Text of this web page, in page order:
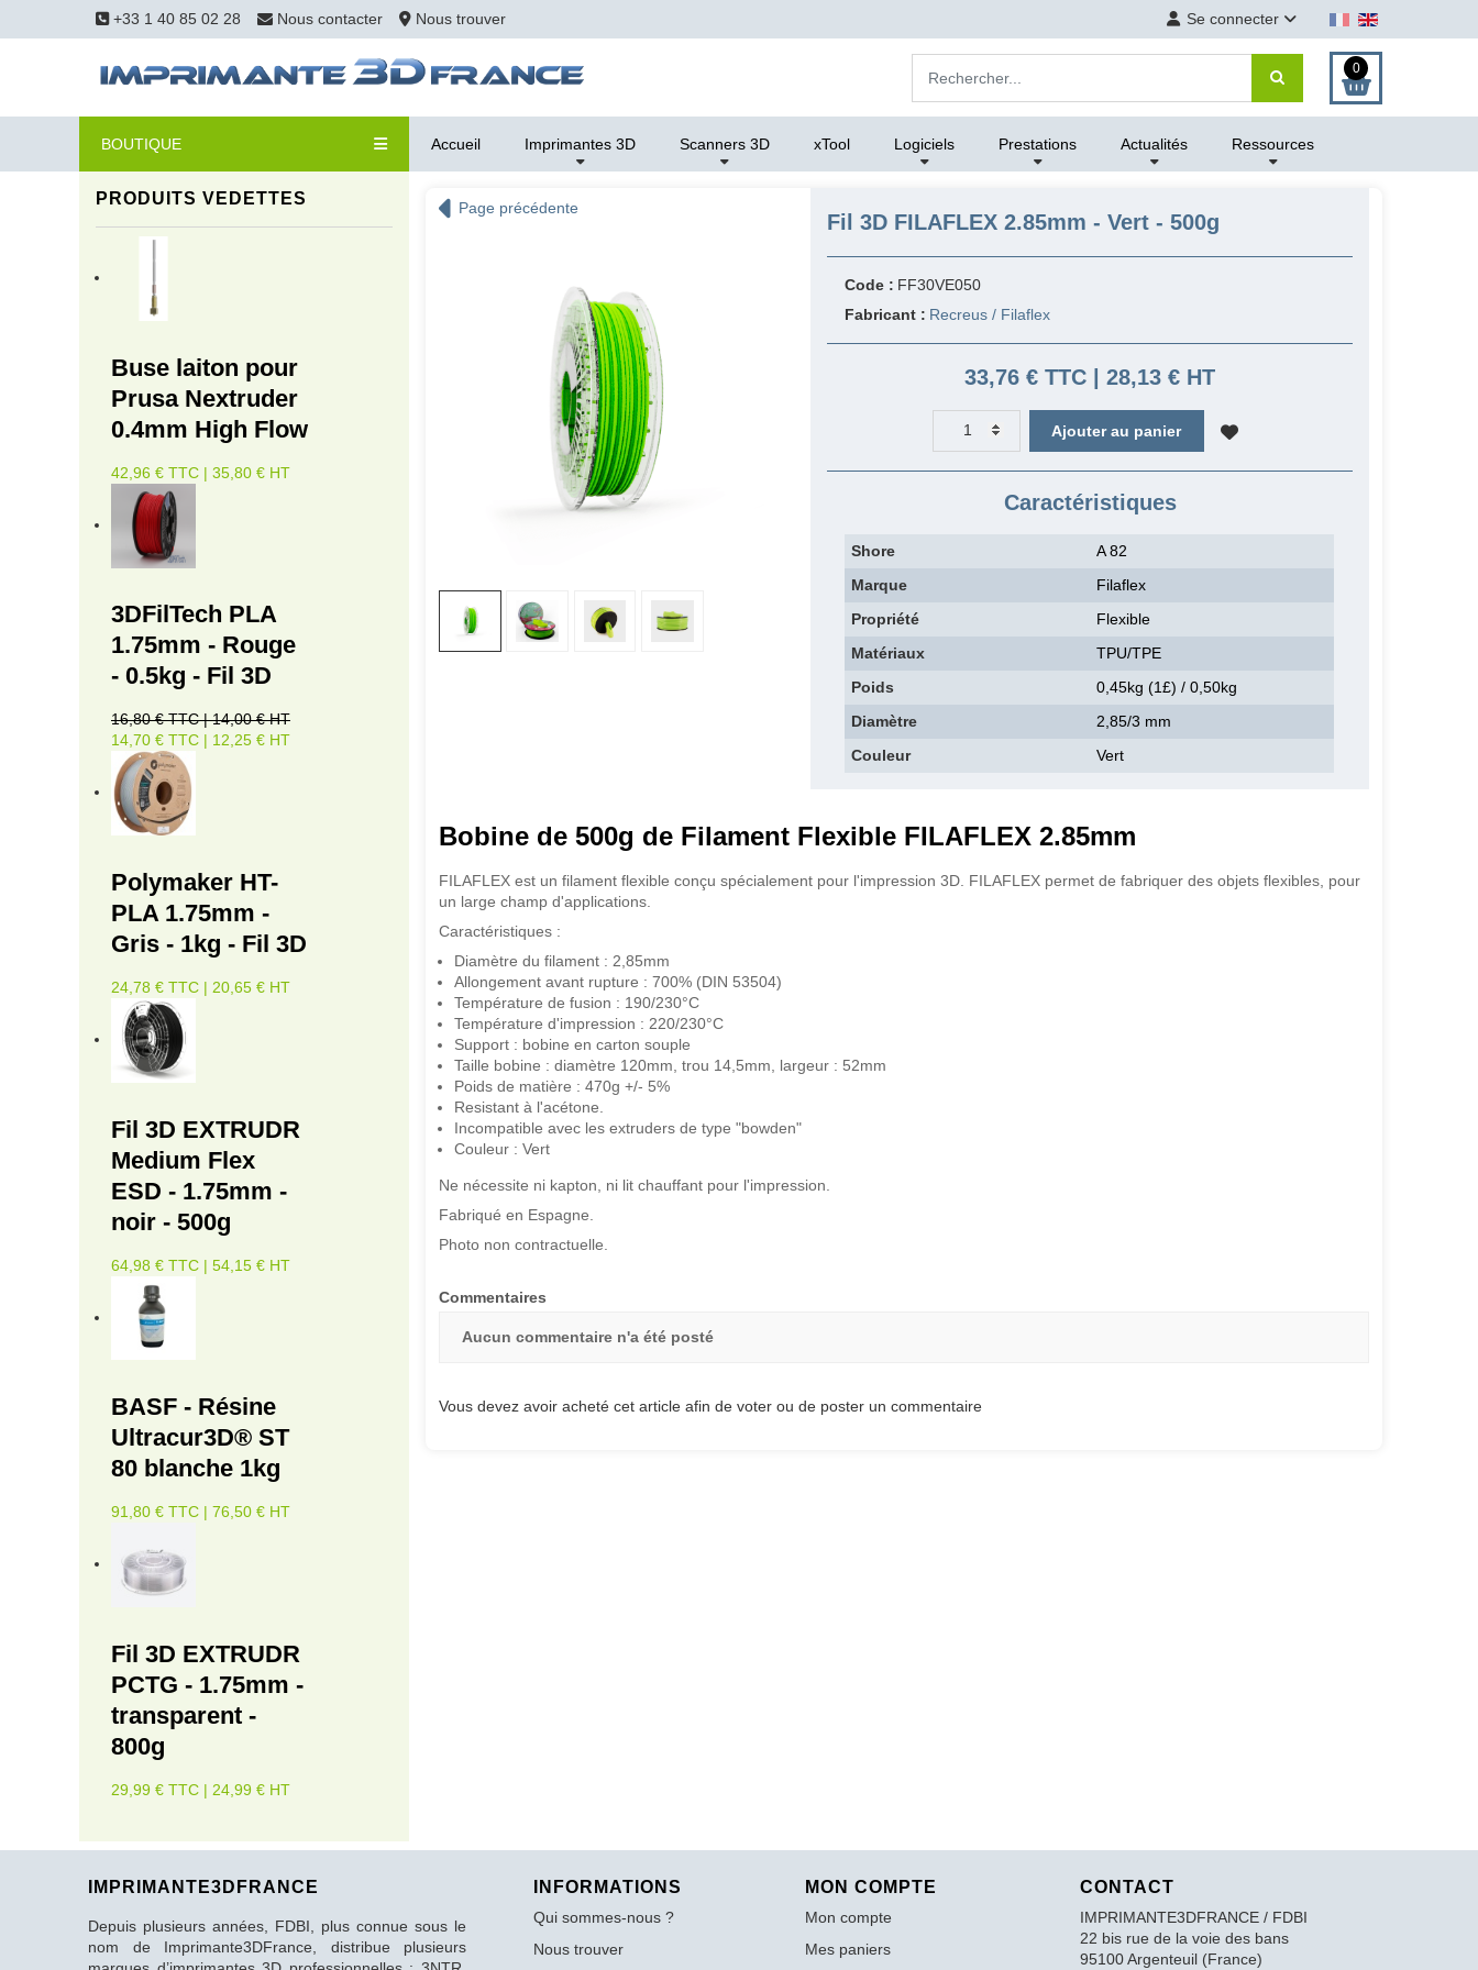
+33 1 40 85 02 28 Nous contacter Nous trouver Se connecter
0
BOUTIQUE Accueil Imprimantes 3D Scanners 3D xTool Logiciels Prestations Actualités Ressources
PRODUITS VEDETTES
Buse laiton pour
Prusa Nextruder
0.4mm High Flow
42,96 € TTC | 35,80 € HT
3DFilTech PLA
1.75mm - Rouge
- 0.5kg - Fil 3D
16,80 € TTC | 14,00 € HT
14,70 € TTC | 12,25 € HT
Polymaker HT-
PLA 1.75mm -
Gris - 1kg - Fil 3D
24,78 € TTC | 20,65 € HT
Fil 3D EXTRUDR
Medium Flex
ESD - 1.75mm -
noir - 500g
64,98 € TTC | 54,15 € HT
BASF - Résine
Ultracur3D® ST
80 blanche 1kg
91,80 € TTC | 76,50 € HT
Fil 3D EXTRUDR
PCTG - 1.75mm -
transparent -
800g
29,99 € TTC | 24,99 € HT
Page précédente
Fil 3D FILAFLEX 2.85mm - Vert - 500g
Code : FF30VE050
Fabricant : Recreus / Filaflex
33,76 € TTC | 28,13 € HT
Ajouter au panier
Caractéristiques
Shore
A 82
Marque
Filaflex
Propriété
Flexible
Matériaux
TPU/TPE
Poids
0,45kg (1£) / 0,50kg
Diamètre
2,85/3 mm
Couleur
Vert
Bobine de 500g de Filament Flexible FILAFLEX 2.85mm
FILAFLEX est un filament flexible conçu spécialement pour l'impression 3D. FILAFLEX permet de fabriquer des objets flexibles, pour
un large champ d'applications.
Caractéristiques :
Diamètre du filament : 2,85mm
Allongement avant rupture : 700% (DIN 53504)
Température de fusion : 190/230°C
Température d'impression : 220/230°C
Support : bobine en carton souple
Taille bobine : diamètre 120mm, trou 14,5mm, largeur : 52mm
Poids de matière : 470g +/- 5%
Resistant à l'acétone.
Incompatible avec les extruders de type "bowden"
Couleur : Vert
Ne nécessite ni kapton, ni lit chauffant pour l'impression.
Fabriqué en Espagne.
Photo non contractuelle.
Commentaires
Aucun commentaire n'a été posté
Vous devez avoir acheté cet article afin de voter ou de poster un commentaire
IMPRIMANTE3DFRANCE
Depuis plusieurs années, FDBI, plus connue sous le
nom de Imprimante3DFrance, distribue plusieurs
INFORMATIONS
Qui sommes-nous ?
Nous trouver
MON COMPTE
Mon compte
Mes paniers
CONTACT
IMPRIMANTE3DFRANCE / FDBI
22 bis rue de la voie des bans
95100 Argenteuil (France)